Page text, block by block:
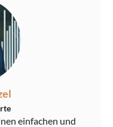
einfachen und